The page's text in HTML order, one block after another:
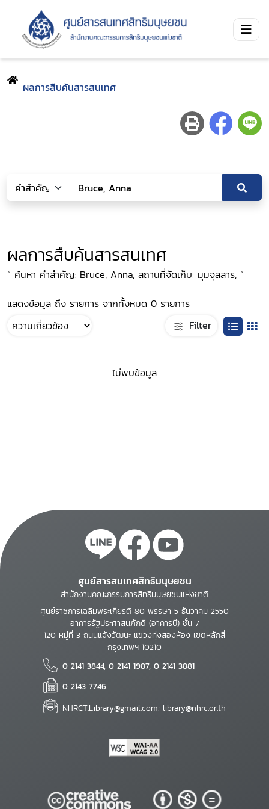
ผลการสืบค้นสารสนเทศ
ผลการสืบค้นสารสนเทศ
“ ค้นหา คำสำคัญ: Bruce, Anna, สถานที่จัดเก็บ: มุมจุลสาร, ”
แสดงข้อมูล ถึง รายการ จากทั้งหมด 0 รายการ
Filter
ไม่พบข้อมูล
ศูนย์สารสนเทศสิทธิมนุษยชน
สำนักงานคณะกรรมการสิทธิมนุษยชนแห่งชาติ
ศูนย์ราชการเฉลิมพระเกียรติ 80 พรรษา 5 ธันวาคม 2550
อาคารรัฐประศาสนภักดี (อาคารบี) ชั้น 7
120 หมู่ที่ 3 ถนนแจ้งวัฒนะ แขวงทุ่งสองห้อง เขตหลักสี่
กรุงเทพฯ 10210
0 2141 3844, 0 2141 1987, 0 2141 3881
0 2143 7746
NHRCT.Library@gmail.com; library@nhrc.or.th